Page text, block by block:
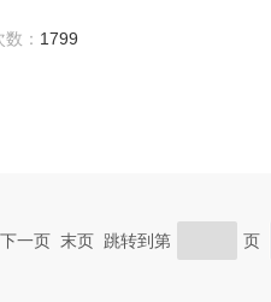
： 1799
一页 末页 跳转到第 页